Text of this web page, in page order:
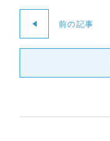
前の記事